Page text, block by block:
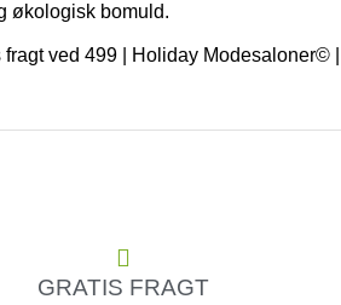
økologisk bomuld.
ved 499 | Holiday Modesaloner©
GRATIS FRAGT